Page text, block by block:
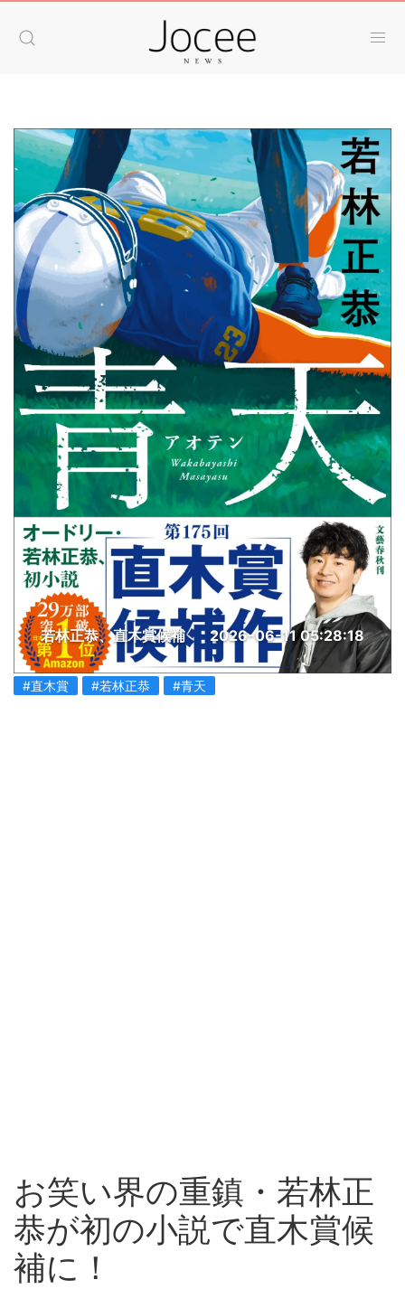
若林正恭、直木賞候補 2026-06-11 05:28:18
#直木賞 #若林正恭 #青天
お笑い界の重鎮・若林正
恭が初の小説で直木賞候
補に！